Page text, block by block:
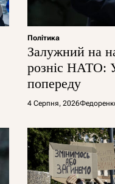
Політика
Залужний на
розніс НАТО:
попереду
4 Серпня, 2026